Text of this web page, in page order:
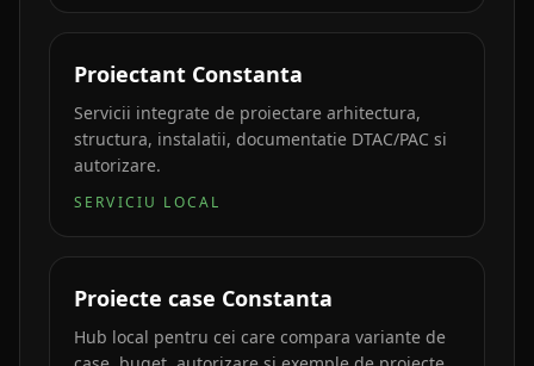
Proiectant Constanta
Servicii integrate de proiectare arhitectura,
structura, instalatii, documentatie DTAC/PAC si
autorizare.
SERVICIU LOCAL
Proiecte case Constanta
Hub local pentru cei care compara variante de